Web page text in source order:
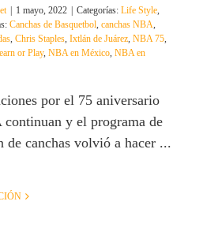
1 mayo, 2022 Categorías: Life Style,
Canchas de Basquetbol, canchas NBA,
, Chris Staples, Ixtlán de Juárez, NBA 75,
or Play, NBA en México, NBA en
por el 75 aniversario
y el programa de
de canchas volvió a hacer ...